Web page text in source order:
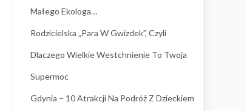
przez pryzmat „deficytów”, a
sposób...
Wychowanie Czytaj Więcej
Małego Ekologa…
Rodzicielska „para W Gwizdek”, Czyli
Dlaczego Wielkie Westchnienie To Twoja
Supermoc
Gdynia – 10 Atrakcji Na Podróż Z Dzieckiem